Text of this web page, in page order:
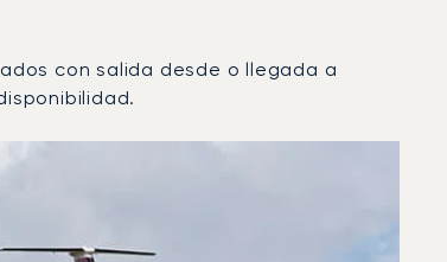
con salida desde o llegada a